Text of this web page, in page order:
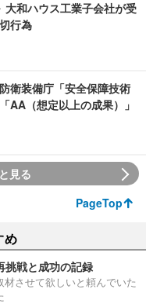
和ハウス工業子会社が受
行為
衛装備庁「安全保障技術
AA（想定以上の成果）」
見る
PageTop
め
挑戦と成功の記録
させて欲しいと頼んでいた